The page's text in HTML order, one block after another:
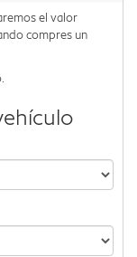
el valor
compres un